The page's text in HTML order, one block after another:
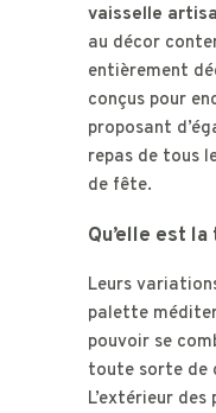
vaisselle
au décor
entièrement
conçus pour
proposant
repas de tous
de fête.
Qu’elle est
Leurs
palette
pouvoir se
toute sorte de
L’extérieur